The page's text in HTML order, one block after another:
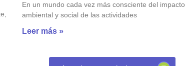
En un mundo cada vez más consciente del impacto
ambiental y social de las actividades
Leer más »